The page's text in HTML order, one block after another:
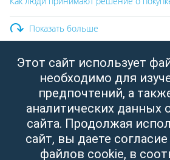
Этот сайт использует
необходимо для
предпочтений, а
аналитических данных
сайта. Продолжая
сайт, вы даете
файлов cookie, в
Показать больше
ООО «Вебком Групп»
Юридический адрес:
Республика Беларусь, г. Минск,
ул. Свердлова, д.11, пом. 332
УНП: 190437288
Зарегистрировано Мингорисполкомом от